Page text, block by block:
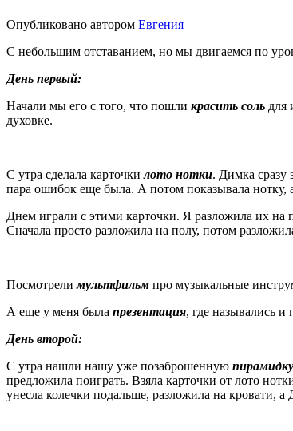
Опубликовано автором Евгения
С небольшим отставанием, но мы двигаемся по
День первый:
Начали мы его с того, что пошли красить соль для
духовке.
С утра сделала карточкилото нотки. Димка сразу
пара ошибок еще была. А потом показывала нотку,
Днем играли с этими карточки. Я разложила их на
Сначала просто разложила на полу, потом
Посмотрелимультфильм про музыкальные
А еще у меня была презентация, где назывались
День второй:
С утра нашли нашу уже позаброшенную пирамидку
предложила поиграть. Взяла карточки от лото
унесла колечки подальше, разложила на кровати,